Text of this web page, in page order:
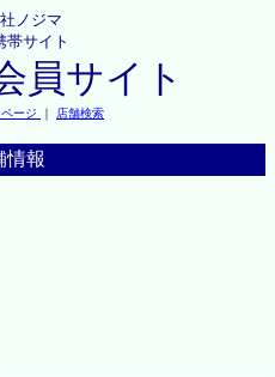
ノジマ
帯サイト
員サイト
ージ ｜ 店舗検索
情報